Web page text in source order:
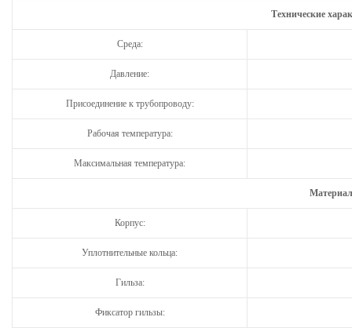
Технические
Среда:
Давление:
Присоединение к трубопроводу:
Рабочая температура:
Максимальная температура:
Корпус:
Уплотнительные кольца:
Гильза:
Фиксатор гильзы: